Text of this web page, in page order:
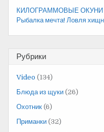
КИЛОГРАММОВЫЕ ОКУНИ
Рыбалка мечта! Ловля
Рубрики
Video (134)
Блюда из щуки (26)
Охотник (6)
Приманки (32)